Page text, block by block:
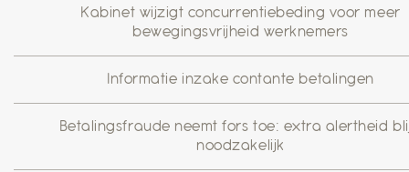
Kabinet wijzigt concurrentiebeding voor meer
bewegingsvrijheid werknemers
Informatie inzake contante betalingen
Betalingsfraude neemt fors toe: extra alertheid
noodzakelijk